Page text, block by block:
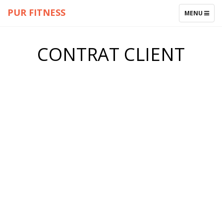
TOGGLE
MENU
PUR FITNESS
CONTRAT CLIENT